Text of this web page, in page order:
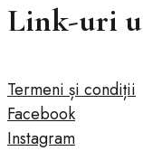
Link-uri
Termeni și condiții
Facebook
Instagram